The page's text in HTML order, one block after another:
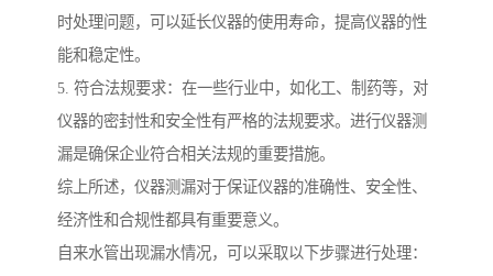
时处理问题，可以延长仪器的使用寿命，提高仪器的性
能和稳定性。
5. 符合法规要求：在一些行业中，如化工、制药等，对
仪器的密封性和安全性有严格的法规要求。进行仪器测
漏是确保企业符合相关法规的重要措施。
综上所述，仪器测漏对于保证仪器的准确性、安全性、
经济性和合规性都具有重要意义。
自来水管出现漏水情况，可以采取以下步骤进行处理：